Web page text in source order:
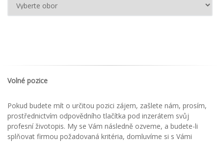
Volné pozice
Pokud budete mít o určitou pozici zájem, zašlete nám, prosím,
prostřednictvím odpovědního tlačítka pod inzerátem svůj
profesní životopis. My se Vám následně ozveme, a budete-li
splňovat firmou požadovaná kritéria, domluvíme si s Vámi